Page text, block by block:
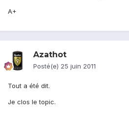
A+
Azathot
Posté(e) 25 juin 2011
Tout a été dit.
Je clos le topic.